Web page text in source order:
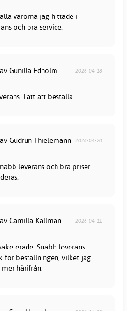
varorna jag hittade i
och bra service.
Gunilla Edholm 2026-04-18
Lätt att beställa
Gudrun Thielemann 2026-04-20
leverans och bra priser.
Camilla Källman 2026-04-11
Snabb leverans.
för beställningen, vilket jag
härifrån.